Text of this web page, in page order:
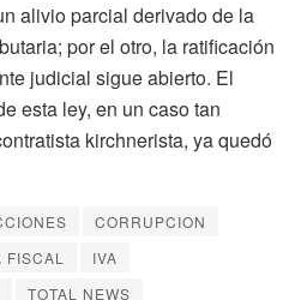
alivio parcial derivado de la
por el otro, la ratificación
judicial sigue abierto. El
esta ley, en un caso tan
kirchnerista, ya quedó
CORRUPCION
FISCAL
IVA
TOTAL NEWS